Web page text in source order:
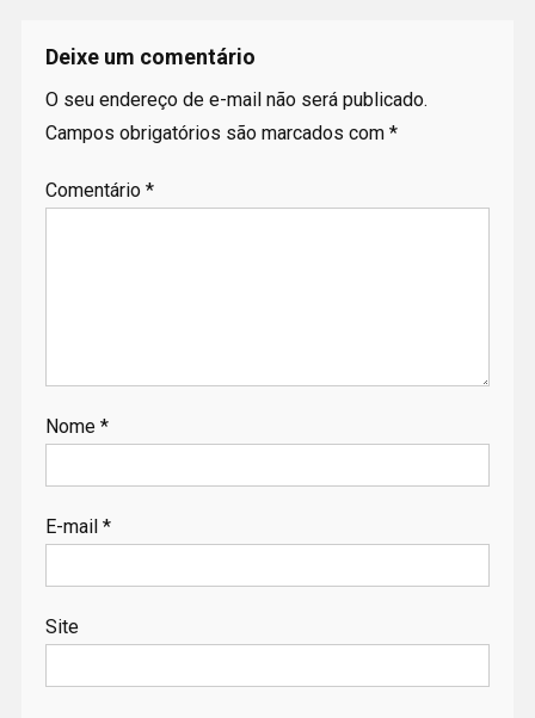
Deixe um comentário
O seu endereço de e-mail não será publicado.
Campos obrigatórios são marcados com *
Comentário *
Nome *
E-mail *
Site